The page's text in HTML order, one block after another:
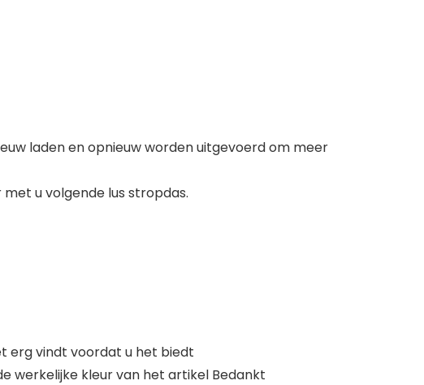
laden en opnieuw worden uitgevoerd om meer
u volgende lus stropdas.
erg vindt voordat u het biedt
werkelijke kleur van het artikel Bedankt